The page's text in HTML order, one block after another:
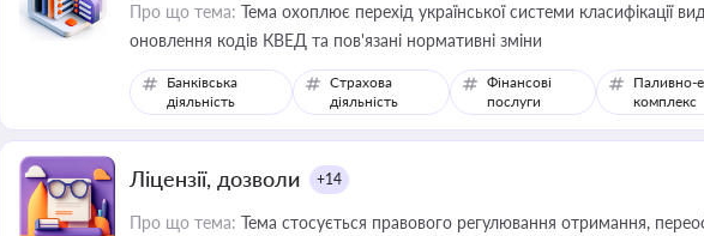
Про що тема: Тема охоплює перехід української системи класифікації
оновлення кодів КВЕД та пов'язані нормативні зміни
Банківська
діяльність
Страхова
діяльність
Фінансові
послуги
Паливно-
комплекс
Ліцензії, дозволи +14
Про що тема: Тема стосується правового регулювання отримання,